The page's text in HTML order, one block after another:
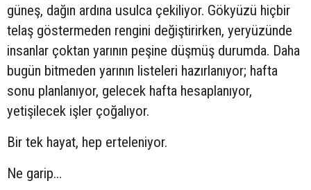
güneş, dağın ardına usulca çekiliyor. Gökyüzü hiçbir
telaş göstermeden rengini değiştirirken, yeryüzünde
insanlar çoktan yarının peşine düşmüş durumda. Daha
bugün bitmeden yarının listeleri hazırlanıyor; hafta
sonu planlanıyor, gelecek hafta hesaplanıyor,
yetişilecek işler çoğalıyor.
Bir tek hayat, hep erteleniyor.
Ne garip…